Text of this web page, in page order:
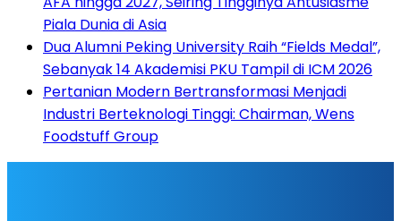
Piala Dunia di Asia
Dua Alumni Peking University Raih “Fields Medal”,
Sebanyak 14 Akademisi PKU Tampil di ICM 2026
Pertanian Modern Bertransformasi Menjadi
Industri Berteknologi Tinggi: Chairman, Wens
Foodstuff Group